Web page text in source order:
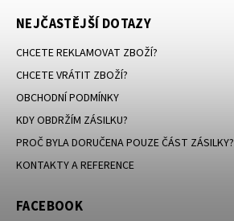
NEJČASTĚJŠÍ DOTAZY
CHCETE REKLAMOVAT ZBOŽÍ?
CHCETE VRÁTIT ZBOŽÍ?
OBCHODNÍ PODMÍNKY
KDY OBDRŽÍM ZÁSILKU?
PROČ BYLA DORUČENA POUZE ČÁST ZÁSILKY?
KONTAKTY A REFERENCE
FACEBOOK